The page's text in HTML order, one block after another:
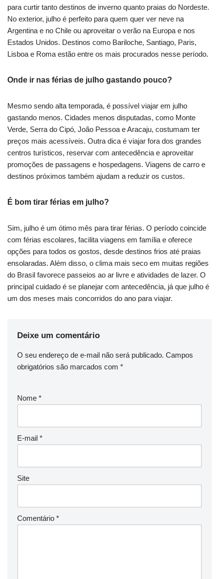
para curtir tanto destinos de inverno quanto praias do Nordeste.
No exterior, julho é perfeito para quem quer ver neve na
Argentina e no Chile ou aproveitar o verão na Europa e nos
Estados Unidos. Destinos como Bariloche, Santiago, Paris,
Lisboa e Roma estão entre os mais procurados nesse período.
Onde ir nas férias de julho gastando pouco?
Mesmo sendo alta temporada, é possível viajar em julho
gastando menos. Cidades menos disputadas, como Monte
Verde, Serra do Cipó, João Pessoa e Aracaju, costumam ter
preços mais acessíveis. Outra dica é viajar fora dos grandes
centros turísticos, reservar com antecedência e aproveitar
promoções de passagens e hospedagens. Viagens de carro e
destinos próximos também ajudam a reduzir os custos.
É bom tirar férias em julho?
Sim, julho é um ótimo mês para tirar férias. O período coincide
com férias escolares, facilita viagens em família e oferece
opções para todos os gostos, desde destinos frios até praias
ensolaradas. Além disso, o clima mais seco em muitas regiões
do Brasil favorece passeios ao ar livre e atividades de lazer. O
principal cuidado é se planejar com antecedência, já que julho é
um dos meses mais concorridos do ano para viajar.
Deixe um comentário
O seu endereço de e-mail não será publicado. Campos
obrigatórios são marcados com *
Nome *
E-mail *
Site
Comentário *